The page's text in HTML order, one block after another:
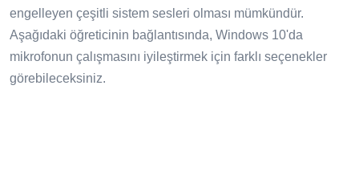
engelleyen çeşitli sistem sesleri olması mümkündür.
Aşağıdaki öğreticinin bağlantısında, Windows 10'da
mikrofonun çalışmasını iyileştirmek için farklı seçenekler
görebileceksiniz.